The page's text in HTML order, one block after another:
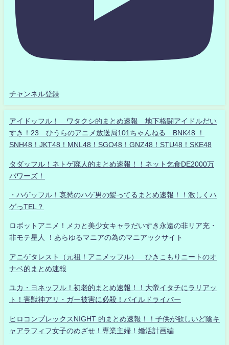
チャンネル登録
アイドッフル！ ワタクシ的まとめ速報 地下格闘アイドルだい
すき！23 ひうらのアニメ放送局101ちゃんねる BNK48 ！
SNH48！JKT48！MNL48！SGO48！GNZ48！STU48！SKE48
タダッフル！ネトゲ廃人的まとめ速報！！ネット乞食DE2000万
パワーズ！
・ハゲッフル！哀愁のハゲ男の髪ってるまとめ速報！！激しくハ
ゲっTEL？
ロボットアニメ！メカと美少女キャラだいすき永遠の非リア充・
非モテ星人 ！あらゆるマニアの為のマニアックサイト
アニゲタレスト（元祖！アニメッフル） ひきこもりニートのオ
ナベ的まとめ速報
ユカ・ヨネッフル！初老的まとめ速報！！大帝イタチにラリアッ
ト！害獣神アリ・ガー被害に必殺！パイルドライバー
ヒロコンプレックスNIGHT 的まとめ速報！！子供が欲しいど陰キ
ャアラフィフ女子のめざせ！専業主婦！婚活計画編